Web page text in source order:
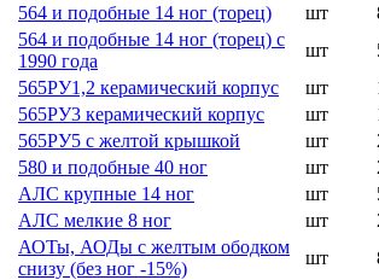
564 и подобные 14 ног (торец)
шт
564 и подобные 14 ног (торец) с
1990 года
шт
565РУ1,2 керамический корпус
шт
565РУ3 керамический корпус
шт
565РУ5 с желтой крышкой
шт
580 и подобные 40 ног
шт
АЛС крупные 14 ног
шт
АЛС мелкие 8 ног
шт
АОТы, АОДы с желтым ободком
снизу (без ног -15%)
шт